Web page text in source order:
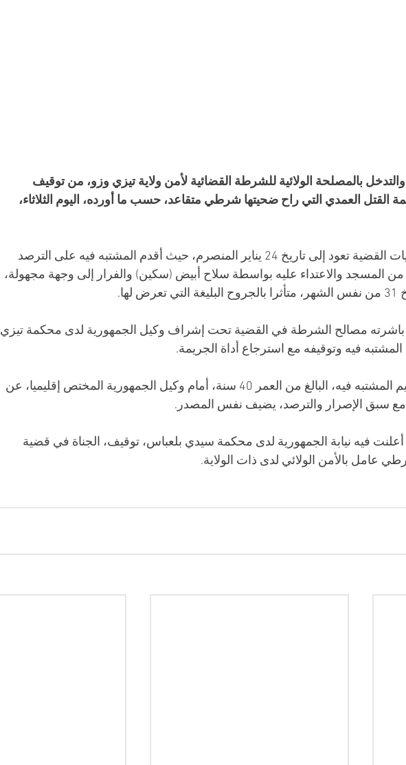
بالمصلحة الولائية للشرطة القضائية لأمن ولاية تيزي وزو، من توقيف
القتل العمدي التي راح ضحيتها شرطي متقاعد، حسب ما أورده، اليوم الثلاثاء،
وأوضح البيان أن حيثيات القضية تعود إلى تاريخ 24 يناير المنصرم، حيث أقدم المشتبه فيه على الترصد
من المسجد والاعتداء عليه بواسطة سلاح أبيض (سكين) والفرار إلى وجهة مجهولة،
باشرته مصالح الشرطة في القضية تحت إشراف وكيل الجمهورية لدى محكمة تيزي
فيه وتوقيفه مع استرجاع أداة الجريمة.
وتم اليوم الثلاثاء تقديم المشتبه فيه، البالغ من العمر 40 سنة، أمام وكيل الجمهورية المختص إقليميا، عن
مع سبق الإصرار والترصد، يضيف نفس المصدر.
فيه نيابة الجمهورية لدى محكمة سيدي بلعباس، توقيف، الجناة في قضية
عامل بالأمن الولائي لدى ذات الولاية.